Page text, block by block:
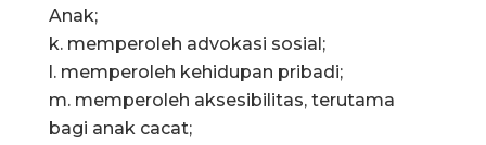
Anak;
k. memperoleh advokasi sosial;
l. memperoleh kehidupan pribadi;
m. memperoleh aksesibilitas, terutama
bagi anak cacat;